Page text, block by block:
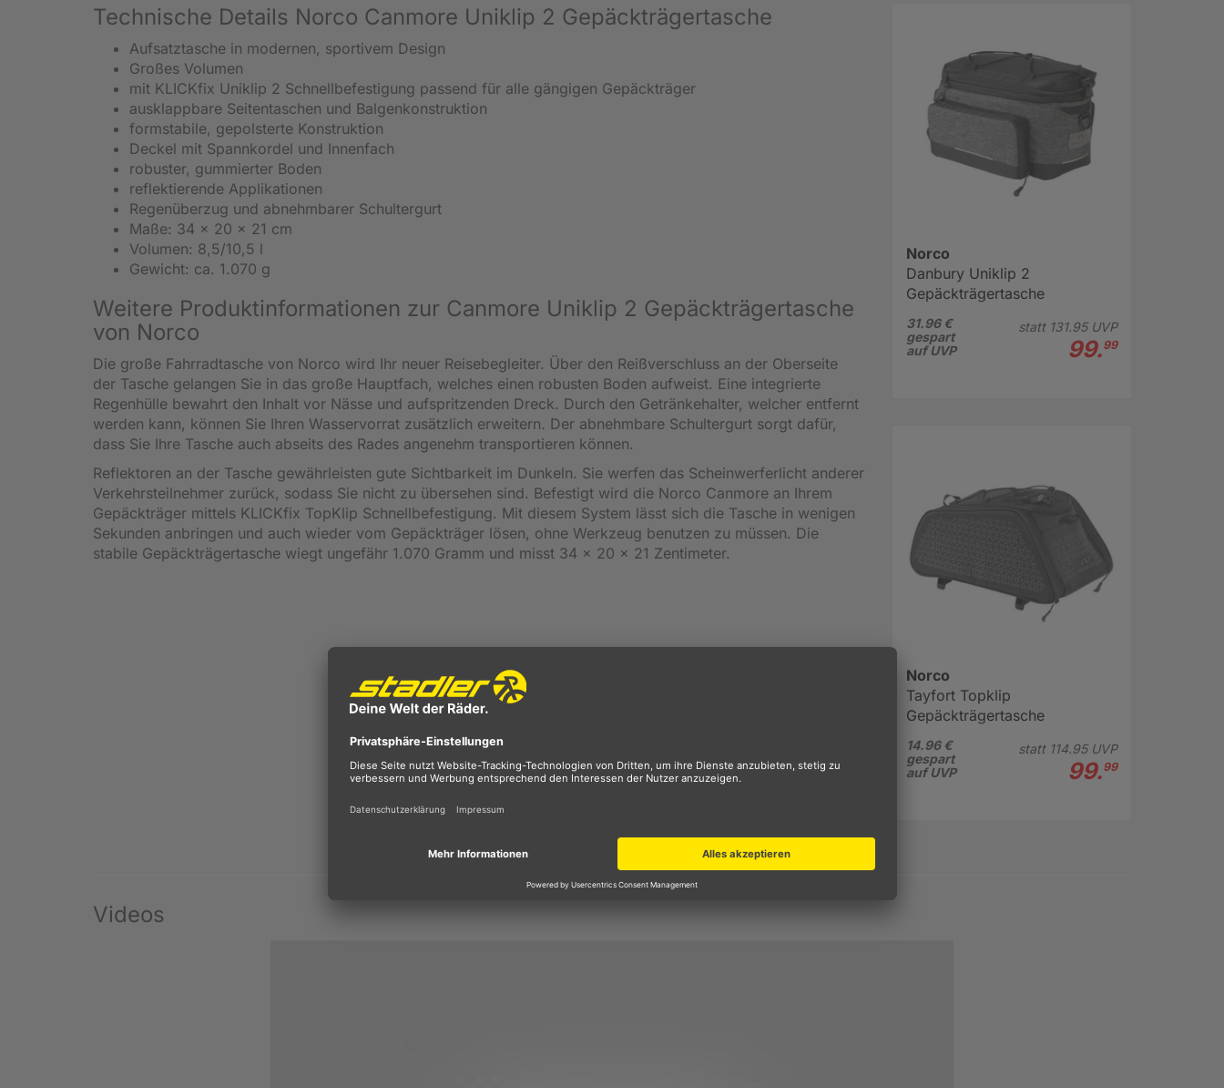
Technische Details Norco Canmore Uniklip 2 Gepäckträgertasche
Aufsatztasche in modernen, sportivem Design
Großes Volumen
mit KLICKfix Uniklip 2 Schnellbefestigung passend für alle gängigen Gepäckträger
ausklappbare Seitentaschen und Balgenkonstruktion
formstabile, gepolsterte Konstruktion
Deckel mit Spannkordel und Innenfach
robuster, gummierter Boden
reflektierende Applikationen
Regenüberzug und abnehmbarer Schultergurt
Maße: 34 x 20 x 21 cm
Volumen: 8,5/10,5 l
Gewicht: ca. 1.070 g
Weitere Produktinformationen zur Canmore Uniklip 2 Gepäckträgertasche
von Norco
Die große Fahrradtasche von Norco wird Ihr neuer Reisebegleiter. Über den Reißverschluss an der Oberseite
der Tasche gelangen Sie in das große Hauptfach, welches einen robusten Boden aufweist. Eine integrierte
Regenhülle bewahrt den Inhalt vor Nässe und aufspritzenden Dreck. Durch den Getränkehalter, welcher entfernt
werden kann, können Sie Ihren Wasservorrat zusätzlich erweitern. Der abnehmbare Schultergurt sorgt dafür,
dass Sie Ihre Tasche auch abseits des Rades angenehm transportieren können.
Reflektoren an der Tasche gewährleisten gute Sichtbarkeit im Dunkeln. Sie werfen das Scheinwerferlicht anderer
Verkehrsteilnehmer zurück, sodass Sie nicht zu übersehen sind. Befestigt wird die Norco Canmore an Ihrem
Gepäckträger mittels KLICKfix TopKlip Schnellbefestigung. Mit diesem System lässt sich die Tasche in wenigen
Sekunden anbringen und auch wieder vom Gepäckträger lösen, ohne Werkzeug benutzen zu müssen. Die
stabile Gepäckträgertasche wiegt ungefähr 1.070 Gramm und misst 34 x 20 x 21 Zentimeter.
Norco
Danbury Uniklip 2
Gepäckträgertasche
31.96 €
gespart
auf UVP
statt 131.95UVP
99.99
Norco
Tayfort Topklip
Gepäckträgertasche
14.96 €
gespart
auf UVP
statt 114.95UVP
99.99
Videos